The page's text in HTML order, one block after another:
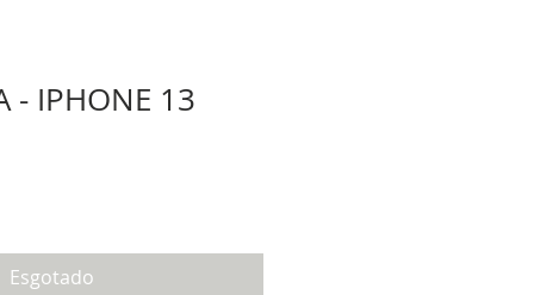
- IPHONE 13
Esgotado